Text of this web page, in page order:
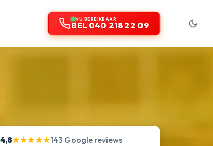
NU BEREIKBAAR
BEL 040 218 22 09
4,8★★★★★143 Google reviews